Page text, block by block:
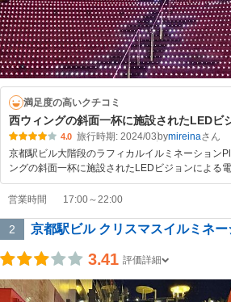
満足度の高いクチコミ
西ウィングの斜面一杯に施設されたLEDビ
4.0 旅行時期: 2024/03 bymireina
京都駅ビル大階段のラフィカルイルミネーション
ングの斜面一杯に施設されたLEDビジョンによる電
営業時間 17:00～22:00
2 京都駅ビル クリスマスイルミネー
3.41 評価詳細